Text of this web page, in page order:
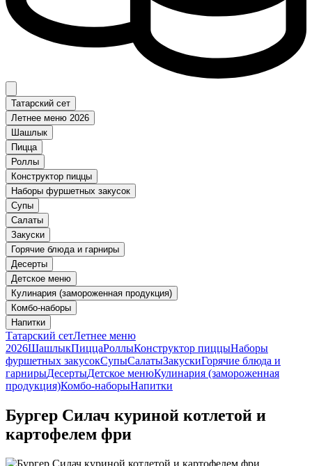
Татарский сет
Летнее меню 2026
Шашлык
Пицца
Роллы
Конструктор пиццы
Наборы фуршетных закусок
Супы
Салаты
Закуски
Горячие блюда и гарниры
Десерты
Детское меню
Кулинария (замороженная продукция)
Комбо-наборы
Напитки
Татарский сетЛетнее меню
2026ШашлыкПиццаРоллыКонструктор пиццыНаборы
фуршетных закусокСупыСалатыЗакускиГорячие блюда и
гарнирыДесертыДетское менюКулинария (замороженная
продукция)Комбо-наборыНапитки
Бургер Силач куриной котлетой и
картофелем фри